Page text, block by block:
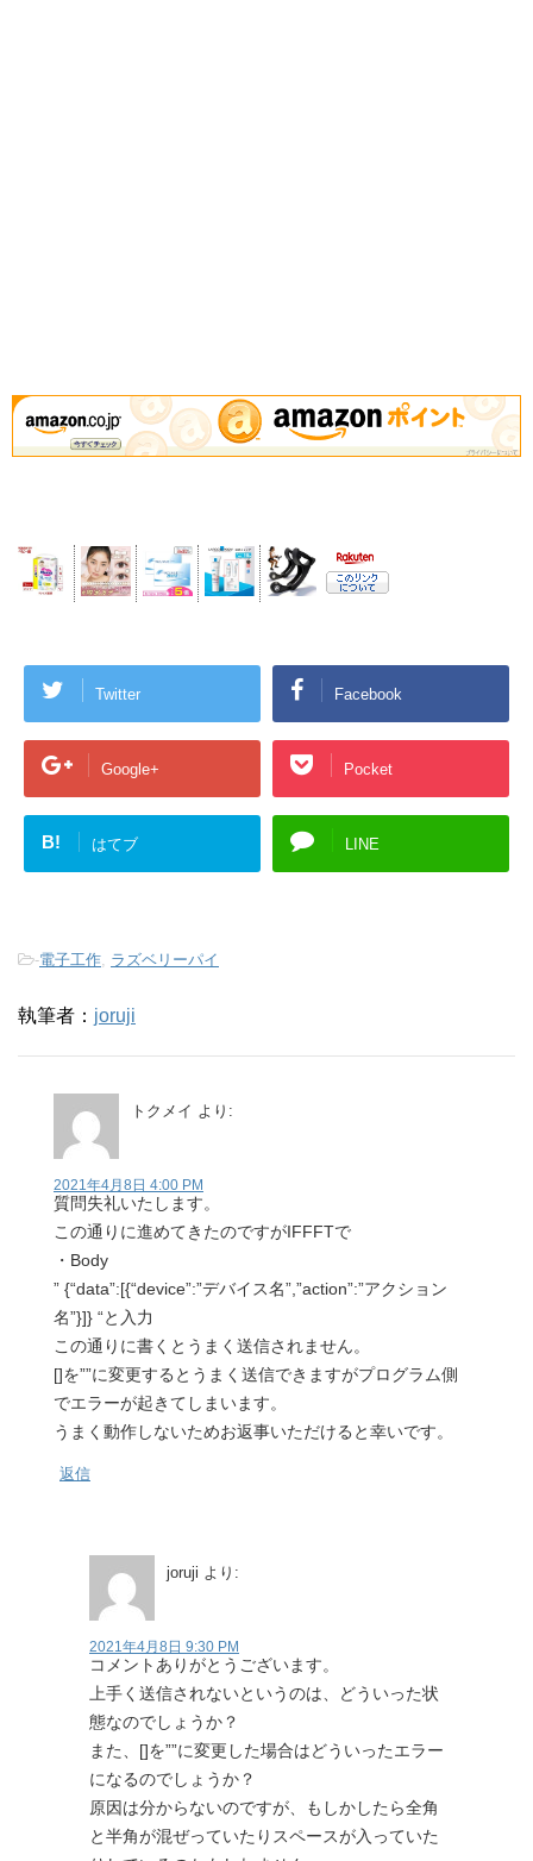
Twitter Facebook
Google+ Pocket
B! はてブ LINE
-電子工作, ラズベリーパイ
執筆者： joruji
トクメイ より:
2021年4月8日 4:00 PM
質問失礼いたします。
この通りに進めてきたのですがIFFFTで
・Body
” {“data”:[{“device”:”デバイス名”,”action”:”アクション
名”}]} “と入力
この通りに書くとうまく送信されません。
[]を””に変更するとうまく送信できますがプログラム側
でエラーが起きてしまいます。
うまく動作しないためお返事いただけると幸いです。
返信
joruji より:
2021年4月8日 9:30 PM
コメントありがとうございます。
上手く送信されないというのは、どういった状
態なのでしょうか？
また、[]を””に変更した場合はどういったエラー
になるのでしょうか？
原因は分からないのですが、もしかしたら全角
と半角が混ぜっていたりスペースが入っていた